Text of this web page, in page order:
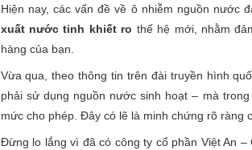
Hiện nay, các vấn đề về ô nhiễm nguồn nước
xuất nước tinh khiết ro thế hệ mới, nhằm
hàng của bạn.
Vừa qua, theo thông tin trên đài truyền hình
phải sử dụng nguồn nước sinh hoạt – mà
mức cho phép. Đây có lẽ là minh chứng rõ ràng
Đừng lo lắng vì đã có công ty cổ phần Việt An